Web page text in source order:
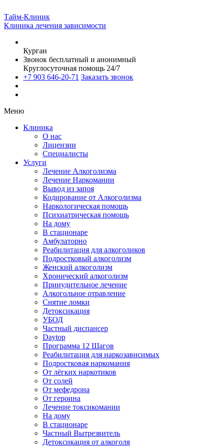
Тайм-Клиник
Клиника лечения зависимости
Курган
Звонок бесплатный и анонимный
Круглосуточная помощь 24/7
+7 903 646-20-71 Заказать звонок
Меню
Клиника
О нас
Лицензии
Специалисты
Услуги
Лечение Алкоголизма
Лечение Наркомании
Вывод из запоя
Кодирование от Алкоголизма
Наркологическая помощь
Психиатрическая помощь
На дому
В стационаре
Амбулаторно
Реабилитация для алкоголиков
Подростковый алкоголизм
Женский алкоголизм
Хронический алкоголизм
Принудительное лечение
Алкогольное отравление
Снятие ломки
Детоксикация
УБОД
Частный диспансер
Daytop
Программа 12 Шагов
Реабилитация для наркозависимых
Подростковая наркомания
От лёгких наркотиков
От солей
От мефедрона
От героина
Лечение токсикомании
На дому
В стационаре
Частный Вытрезвитель
Детоксикация от алкоголя